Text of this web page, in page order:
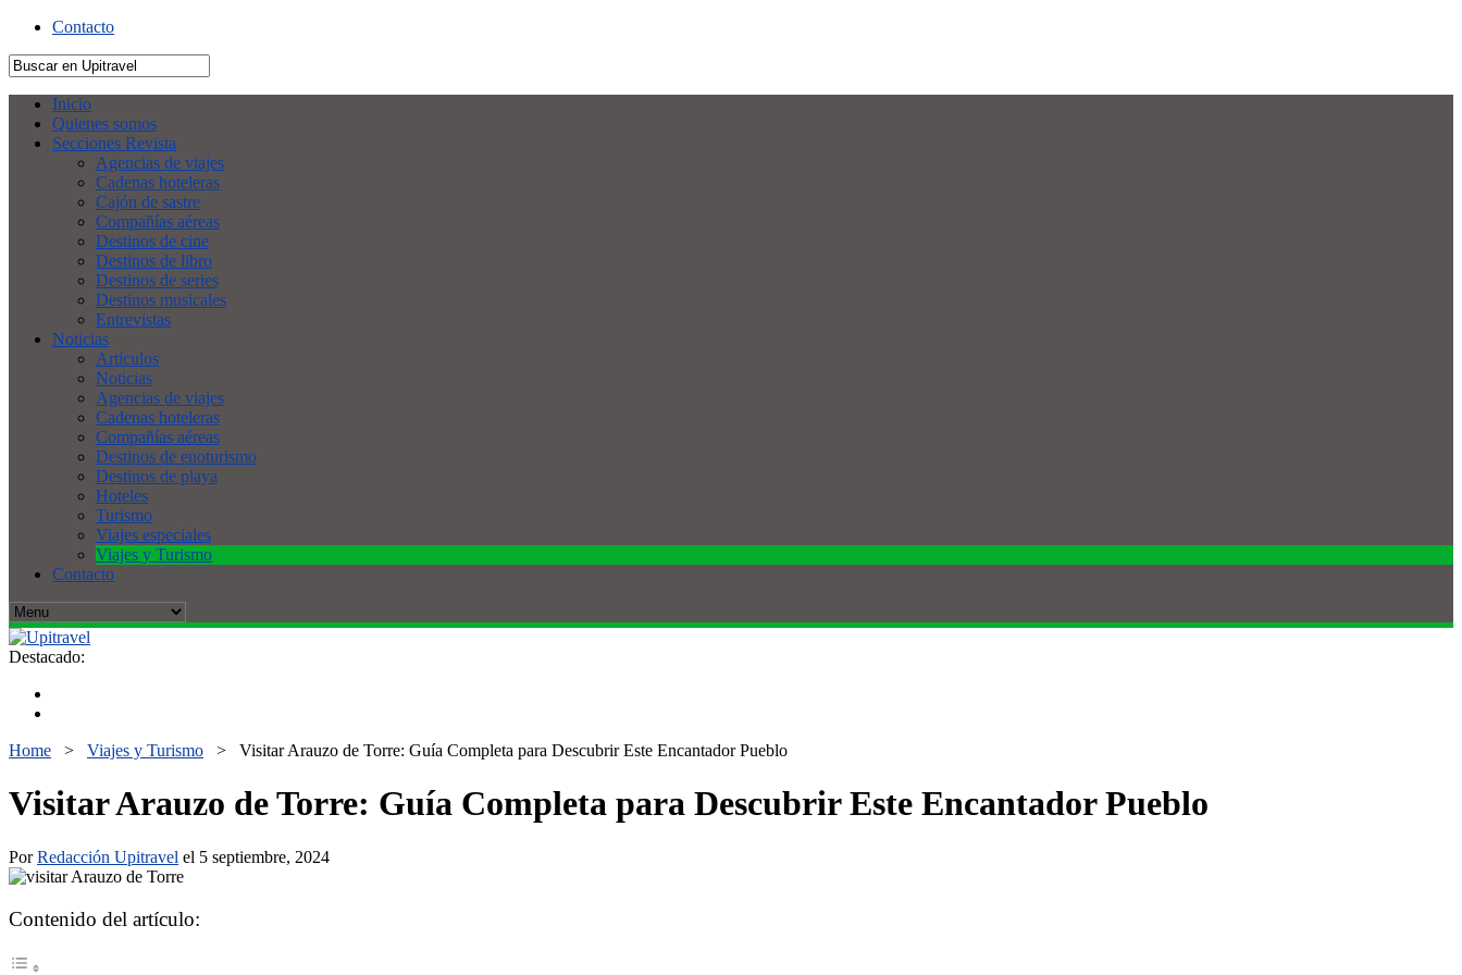
Contacto
Inicio
Quienes somos
Secciones Revista
Agencias de viajes
Cadenas hoteleras
Cajón de sastre
Compañías aéreas
Destinos de cine
Destinos de libro
Destinos de series
Destinos musicales
Entrevistas
Noticias
Artículos
Noticias
Agencias de viajes
Cadenas hoteleras
Compañías aéreas
Destinos de enoturismo
Destinos de playa
Hoteles
Turismo
Viajes especiales
Viajes y Turismo
Contacto
Destacado:
Home > Viajes y Turismo > Visitar Arauzo de Torre: Guía Completa para Descubrir Este Encantador Pueblo
Visitar Arauzo de Torre: Guía Completa para Descubrir Este Encantador Pueblo
PorRedacción Upitravel el 5 septiembre, 2024
Contenido del artículo: